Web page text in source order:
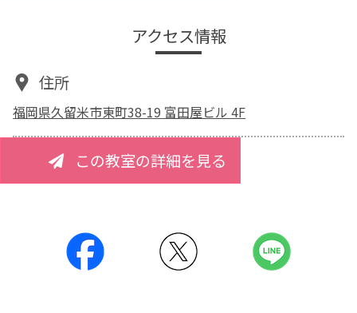
アクセス情報
住所
福岡県久留米市東町38-19 富田屋ビル 4F
この教室の詳細を見る